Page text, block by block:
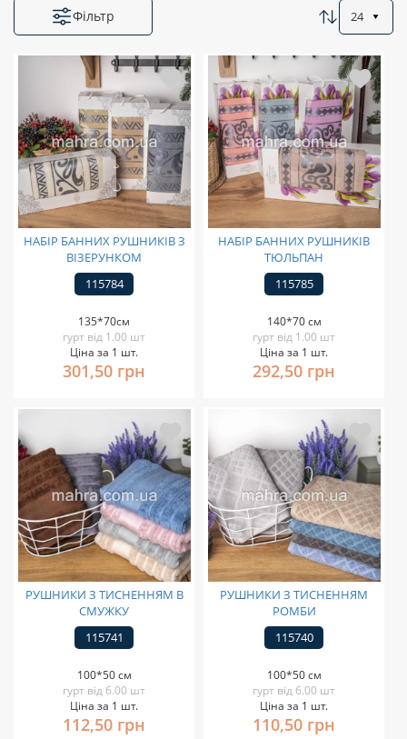
Фільтр 24
НАБІР БАННИХ РУШНИКІВ З
ВІЗЕРУНКОМ
115784
135*70см
гурт від 1.00 шт
Ціна за 1 шт.
301,50 грн
НАБІР БАННИХ РУШНИКІВ
ТЮЛЬПАН
115785
140*70 см
гурт від 1.00 шт
Ціна за 1 шт.
292,50 грн
РУШНИКИ З ТИСНЕННЯМ В
СМУЖКУ
115741
100*50 см
гурт від 6.00 шт
Ціна за 1 шт.
112,50 грн
РУШНИКИ З ТИСНЕННЯМ
РОМБИ
115740
100*50 см
гурт від 6.00 шт
Ціна за 1 шт.
110,50 грн